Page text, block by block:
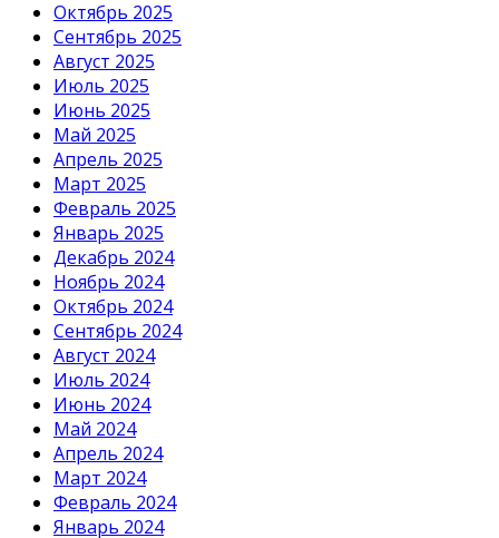
Октябрь 2025
Сентябрь 2025
Август 2025
Июль 2025
Июнь 2025
Май 2025
Апрель 2025
Март 2025
Февраль 2025
Январь 2025
Декабрь 2024
Ноябрь 2024
Октябрь 2024
Сентябрь 2024
Август 2024
Июль 2024
Июнь 2024
Май 2024
Апрель 2024
Март 2024
Февраль 2024
Январь 2024